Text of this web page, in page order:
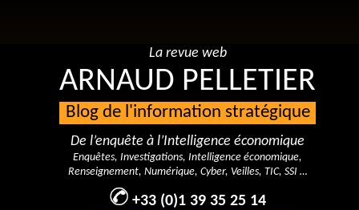
La revue web
ARNAUD PELLETIER
Blog de l'information stratégique
De l’enquête à l’Intelligence économique
Enquêtes, Investigations, Intelligence économique,
Renseignement, Numérique, Cyber, Veilles, TIC, SSI …
+33 (0)1 39 35 25 14